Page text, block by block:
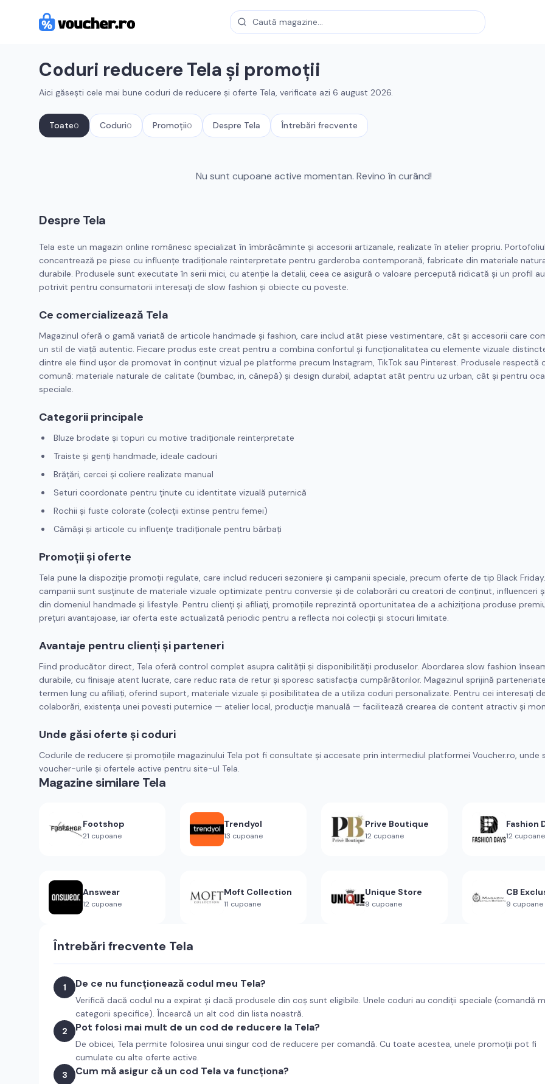
Coduri reducere Tela și promoții
Aici găsești cele mai bune coduri de reducere și oferte Tela, verificate azi 6 august 2026.
Toate0 Coduri0 Promoții0 Despre Tela Întrebări frecvente
Nu sunt cupoane active momentan. Revino în curând!
Despre Tela
Tela este un magazin online românesc specializat în îmbrăcăminte și accesorii artizanale, realizate în atelier propriu.
concentrează pe piese cu influențe tradiționale reinterpretate pentru garderoba contemporană, fabricate din materiale
durabile. Produsele sunt executate în serii mici, cu atenție la detalii, ceea ce asigură o valoare percepută ridicată și un profil
potrivit pentru consumatorii interesați de slow fashion și obiecte cu poveste.
Ce comercializează Tela
Magazinul oferă o gamă variată de articole handmade și fashion, care includ atât piese vestimentare, cât și accesorii care
un stil de viață autentic. Fiecare produs este creat pentru a combina confortul și funcționalitatea cu elemente vizuale
dintre ele fiind ușor de promovat în conținut vizual pe platforme precum Instagram, TikTok sau Pinterest. Produsele respectă
comună: materiale naturale de calitate (bumbac, in, cânepă) și design durabil, adaptat atât pentru uz urban, cât și pentru
speciale.
Categorii principale
Bluze brodate și topuri cu motive tradiționale reinterpretate
Traiste și genți handmade, ideale cadouri
Brățări, cercei și coliere realizate manual
Seturi coordonate pentru ținute cu identitate vizuală puternică
Rochii și fuste colorate (colecții extinse pentru femei)
Cămăși și articole cu influențe tradiționale pentru bărbați
Promoții și oferte
Tela pune la dispoziție promoții regulate, care includ reduceri sezoniere și campanii speciale, precum oferte de tip Black
campanii sunt susținute de materiale vizuale optimizate pentru conversie și de colaborări cu creatori de conținut, influenceri
din domeniul handmade și lifestyle. Pentru clienți și afiliați, promoțiile reprezintă oportunitatea de a achiziționa produse
prețuri avantajoase, iar oferta este actualizată periodic pentru a reflecta noi colecții și stocuri limitate.
Avantaje pentru clienți și parteneri
Fiind producător direct, Tela oferă control complet asupra calității și disponibilității produselor. Abordarea slow fashion
durabile, cu finisaje atent lucrate, care reduc rata de retur și sporesc satisfacția cumpărătorilor. Magazinul sprijină
termen lung cu afiliați, oferind suport, materiale vizuale și posibilitatea de a utiliza coduri personalizate. Pentru cei interesați
colaborări, existența unei povesti puternice — atelier local, producție manuală — facilitează crearea de content atractiv și
Unde găsi oferte și coduri
Codurile de reducere și promoțiile magazinului Tela pot fi consultate și accesate prin intermediul platformei Voucher.ro, unde
voucher-urile și ofertele active pentru site-ul Tela.
Magazine similare Tela
Footshop
21 cupoane
Trendyol
13 cupoane
Prive Boutique
12 cupoane
Fashion
12 cupoane
Answear
12 cupoane
Moft Collection
11 cupoane
Unique Store
9 cupoane
CB
9 cupoane
Întrebări frecvente Tela
1 De ce nu funcționează codul meu Tela?
Verifică dacă codul nu a expirat și dacă produsele din coș sunt eligibile. Unele coduri au condiții speciale (comandă
categorii specifice). Încearcă un alt cod din lista noastră.
2
Pot folosi mai mult de un cod de reducere la Tela?
De obicei, Tela permite folosirea unui singur cod de reducere per comandă. Cu toate acestea, unele promoții pot fi
cumulate cu alte oferte active.
3
Cum mă asigur că un cod Tela va funcționa?